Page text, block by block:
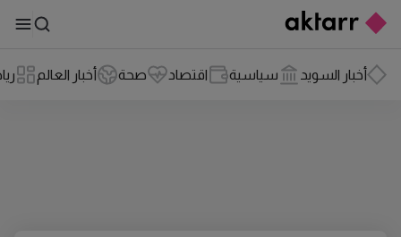
أخبار السويد سياسية اقتصاد صحة أخبار العالم